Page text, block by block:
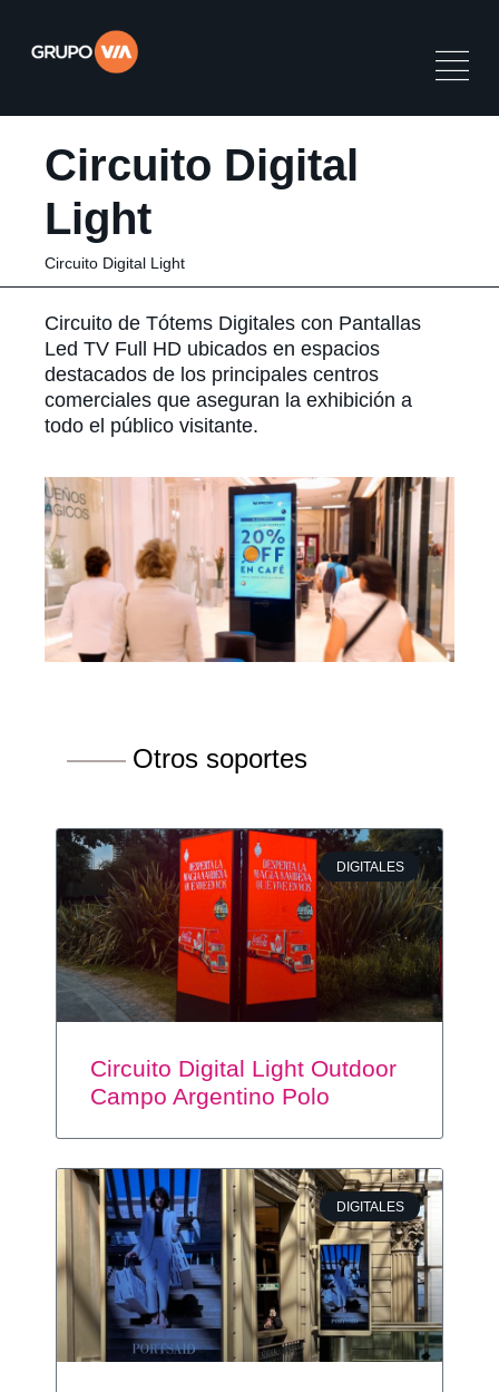
Circuito Digital
Light
Circuito Digital Light
Circuito de Tótems Digitales con Pantallas
Led TV Full HD ubicados en espacios
destacados de los principales centros
comerciales que aseguran la exhibición a
todo el público visitante.
Otros soportes
DIGITALES
Circuito Digital Light Outdoor
Campo Argentino Polo
DIGITALES